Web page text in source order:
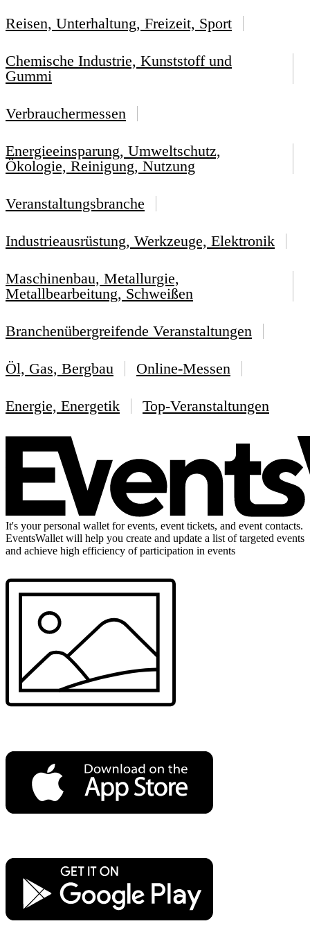
Reisen, Unterhaltung, Freizeit, Sport
Chemische Industrie, Kunststoff und
Gummi
Verbrauchermessen
Energieeinsparung, Umweltschutz,
Ökologie, Reinigung, Nutzung
Veranstaltungsbranche
Industrieausrüstung, Werkzeuge, Elektronik
Maschinenbau, Metallurgie,
Metallbearbeitung, Schweißen
Branchenübergreifende Veranstaltungen
Öl, Gas, Bergbau Online-Messen
Energie, Energetik Top-Veranstaltungen
It's your personal wallet for events, event tickets, and event contacts.
EventsWallet will help you create and update a list of targeted events
and achieve high efficiency of participation in events